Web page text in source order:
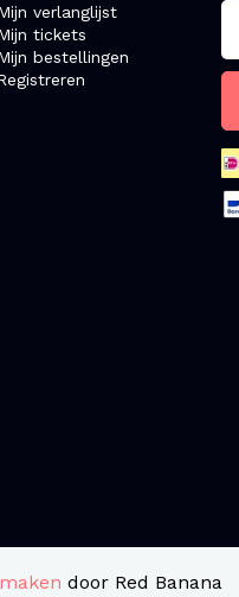
verlanglijst
tickets
bestellingen
door Red Banana